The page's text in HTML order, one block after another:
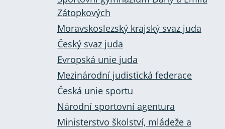
Zátopkových
Moravskoslezský krajský svaz juda
Český svaz juda
Evropská unie juda
Mezinárodní judistická federace
Česká unie sportu
Národní sportovní agentura
Ministerstvo školství, mládeže a